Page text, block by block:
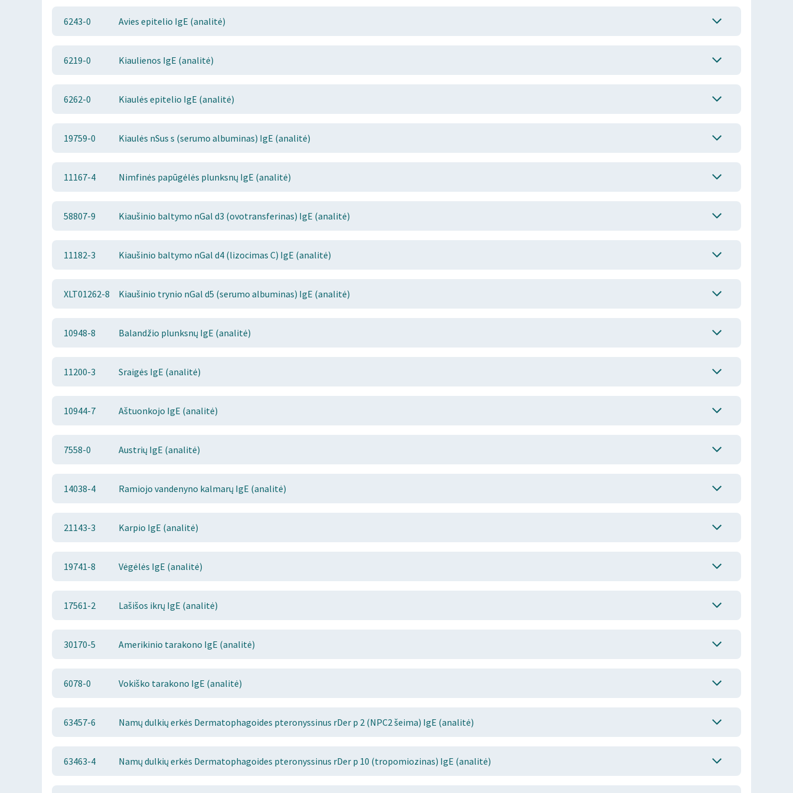
6243-0 Avies epitelio IgE (analitė)
6219-0 Kiaulienos IgE (analitė)
6262-0 Kiaulės epitelio IgE (analitė)
19759-0 Kiaulės nSus s (serumo albuminas) IgE (analitė)
11167-4 Nimfinės papūgėlės plunksnų IgE (analitė)
58807-9 Kiaušinio baltymo nGal d3 (ovotransferinas) IgE (analitė)
11182-3 Kiaušinio baltymo nGal d4 (lizocimas C) IgE (analitė)
XLT01262-8 Kiaušinio trynio nGal d5 (serumo albuminas) IgE (analitė)
10948-8 Balandžio plunksnų IgE (analitė)
11200-3 Sraigės IgE (analitė)
10944-7 Aštuonkojo IgE (analitė)
7558-0 Austrių IgE (analitė)
14038-4 Ramiojo vandenyno kalmarų IgE (analitė)
21143-3 Karpio IgE (analitė)
19741-8 Vėgėlės IgE (analitė)
17561-2 Lašišos ikrų IgE (analitė)
30170-5 Amerikinio tarakono IgE (analitė)
6078-0 Vokiško tarakono IgE (analitė)
63457-6 Namų dulkių erkės Dermatophagoides pteronyssinus rDer p 2 (NPC2 šeima) IgE (analitė)
63463-4 Namų dulkių erkės Dermatophagoides pteronyssinus rDer p 10 (tropomiozinas) IgE (analitė)